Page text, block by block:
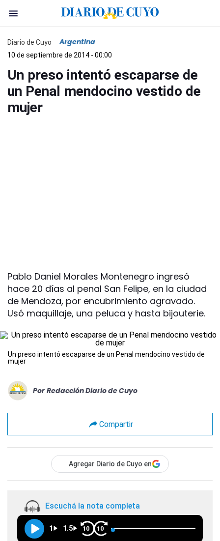
Diario de Cuyo Argentina
10 de septiembre de 2014 - 00:00
Un preso intentó escaparse de
un Penal mendocino vestido de
mujer
Pablo Daniel Morales Montenegro ingresó
hace 20 días al penal San Felipe, en la ciudad
de Mendoza, por encubrimiento agravado.
Usó maquillaje, una peluca y hasta bijouterie.
Un preso intentó escaparse de un Penal mendocino vestido de
mujer
Por Redacción Diario de Cuyo
Compartir
Agregar Diario de Cuyo en
Escuchá la nota completa
1 1.5 10 10